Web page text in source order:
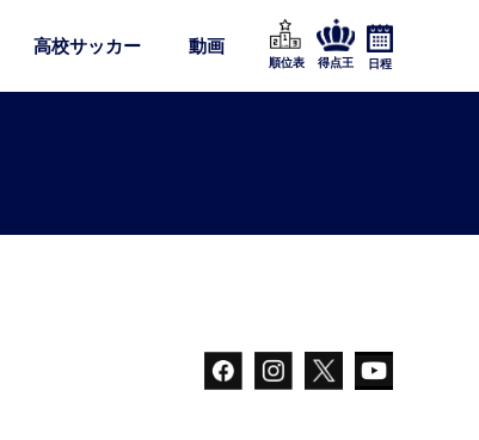
高校サッカー 動画
順位表 得点王 日程